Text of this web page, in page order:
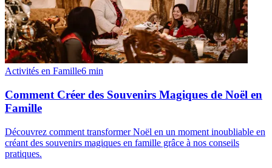
Activités en Famille6 min
Comment Créer des Souvenirs Magiques de Noël en
Famille
Découvrez comment transformer Noël en un moment inoubliable en
créant des souvenirs magiques en famille grâce à nos conseils
pratiques.